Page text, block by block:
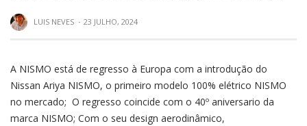
LUIS NEVES · 23 JULHO, 2024
A NISMO está de regresso à Europa com a introdução do
Nissan Ariya NISMO, o primeiro modelo 100% elétrico NISMO
no mercado; O regresso coincide com o 40º aniversario da
marca NISMO; Com o seu design aerodinâmico,